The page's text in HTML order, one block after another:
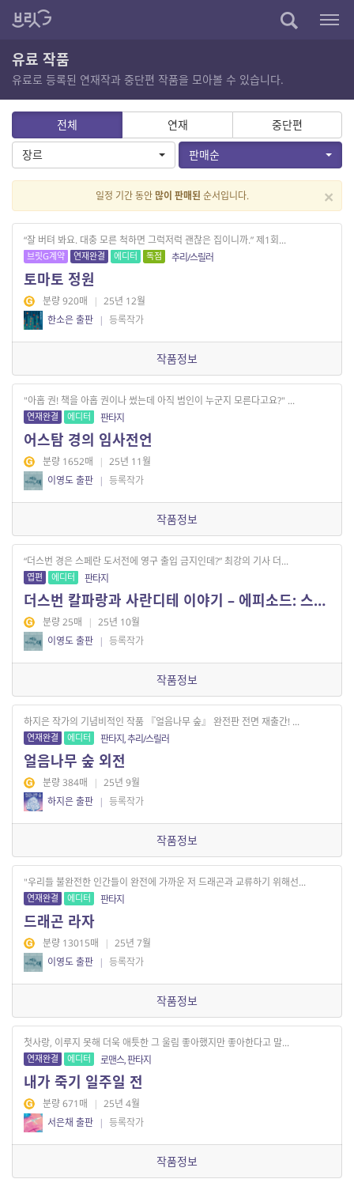
유료 작품
유료로 등록된 연재작과 중단편 작품을 모아볼 수 있습니다.
전체 연재
중단편
장르
판매순
×
일정 기간 동안많이 판매된 순서입니다.
“잘 버텨 봐요. 대충 모른 척하면 그럭저럭 괜찮은 집이니까.” 제1회...
브릿G계약 연재완결 에디터 독점 추리/스릴러
토마토 정원
분량 920매 | 25년 12월
한소은 출판 | 등록작가
작품정보
"아홉 권! 책을 아홉 권이나 썼는데 아직 범인이 누군지 모른다고요?" ...
연재완결 에디터 판타지
어스탐 경의 임사전언
분량 1652매 | 25년 11월
이영도 출판 | 등록작가
작품정보
“더스번 경은 스페란 도서전에 영구 출입 금지인데?” 최강의 기사 더...
엽편 에디터 판타지
더스번 칼파랑과 사란디테 이야기 – 에피소드: 스페란 도서전에서
분량 25매 | 25년 10월
이영도 출판 | 등록작가
작품정보
하지은 작가의 기념비적인 작품 『얼음나무 숲』 완전판 전면 재출간! ...
연재완결 에디터 판타지, 추리/스릴러
얼음나무 숲 외전
분량 384매 | 25년 9월
하지은 출판 | 등록작가
작품정보
"우리들 불완전한 인간들이 완전에 가까운 저 드래곤과 교류하기 위해선...
연재완결 에디터 판타지
드래곤 라자
분량 13015매 | 25년 7월
이영도 출판 | 등록작가
작품정보
첫사랑, 이루지 못해 더욱 애틋한 그 울림 좋아했지만 좋아한다고 말...
연재완결 에디터 로맨스, 판타지
내가 죽기 일주일 전
분량 671매 | 25년 4월
서은채 출판 | 등록작가
작품정보